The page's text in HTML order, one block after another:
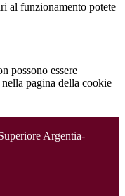
al funzionamento potete
possono essere
pagina della cookie
Argentia-